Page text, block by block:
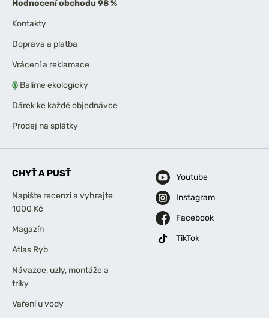
Hodnocení obchodu 98 %
Kontakty
Doprava a platba
Vrácení a reklamace
Balíme ekologicky
Dárek ke každé objednávce
Prodej na splátky
CHYŤ A PUSŤ
Napište recenzi a vyhrajte
1000 Kč
Magazín
Atlas Ryb
Návazce, uzly, montáže a
triky
Vaření u vody
Youtube
Instagram
Facebook
TikTok